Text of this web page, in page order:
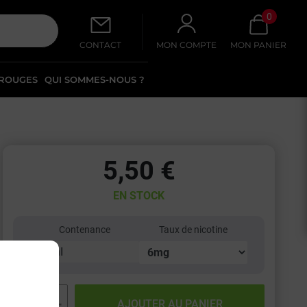
CONTACT
QUI SOMMES-NOUS ?
MON COMPTE
0
MON PANIER
5,50 €
EN STOCK
Contenance Taux de nicotine
AJOUTER AU PANIER